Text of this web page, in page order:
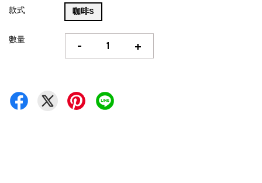
款式 咖啡S
數量 - +